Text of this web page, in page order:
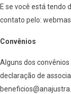
E se você está tendo
contato pelo:
Convênios
Alguns dos
declaração de